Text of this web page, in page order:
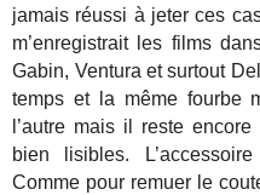
jamais réussi à jeter ces
m’enregistrait les films
Gabin, Ventura et surtout
temps et la même fourbe
l’autre mais il reste
bien lisibles.
Comme pour remuer le